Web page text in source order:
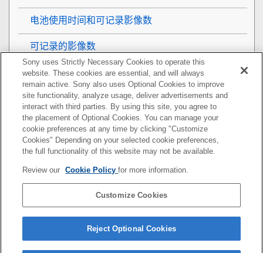
电池使用时间和可记录影像数
可记录的影像数
可记录的动态影像时间
显示屏上的图标列表
默认设置值列表
规格
商标
如果遇到问题
Sony uses Strictly Necessary Cookies to operate this
website. These cookies are essential, and will always
remain active. Sony also uses Optional Cookies to improve
site functionality, analyze usage, deliver advertisements and
interact with third parties. By using this site, you agree to
the placement of Optional Cookies. You can manage your
cookie preferences at any time by clicking "Customize
Cookies" Depending on your selected cookie preferences,
the full functionality of this website may not be available.
Review our Cookie Policyfor more information.
Customize Cookies
Reject Optional Cookies